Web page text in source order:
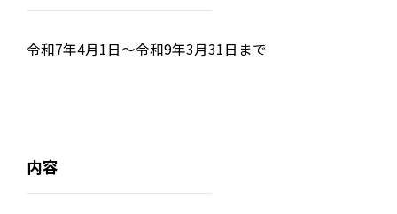
令和7年4月1日～令和9年3月31日まで
内容